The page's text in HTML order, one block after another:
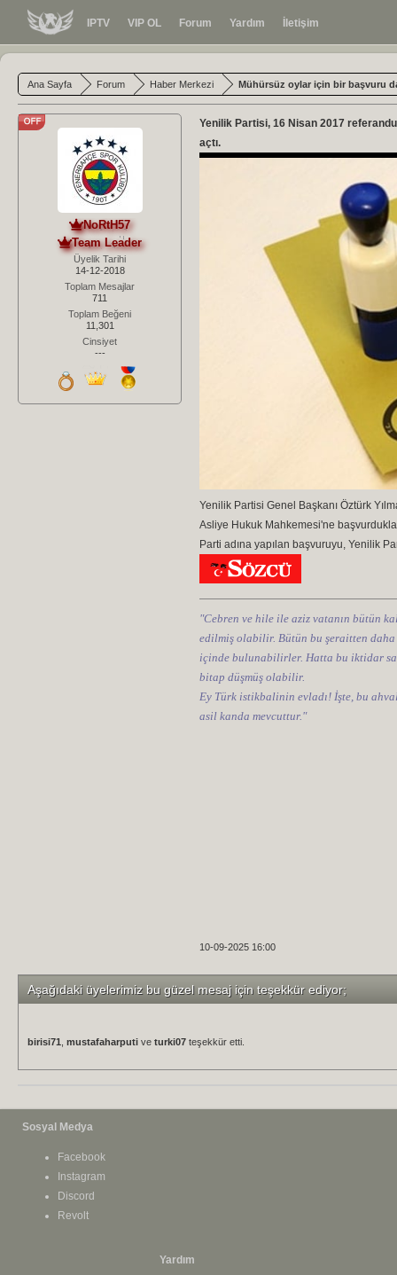
IPTV VIP OL Forum Yardım İletişim
Ana Sayfa Forum Haber Merkezi Mühürsüz oylar için bir başvuru
NoRtH57
Team Leader
Üyelik Tarihi
14-12-2018
Toplam Mesajlar
711
Toplam Beğeni
11,301
Cinsiyet
---
Yenilik Partisi, 16 Nisan 2017
açtı.
Yenilik Partisi Genel Başkanı Öztürk
Asliye Hukuk Mahkemesi'ne
Parti adına yapılan başvuruyu, Yenilik
"Cebren ve hile ile aziz vatanın bütün
edilmiş olabilir. Bütün bu şeraitten
içinde bulunabilirler. Hatta bu iktidar
bitap düşmüş olabilir.
Ey Türk istikbalinin evladı! İşte, bu
asil kanda mevcuttur."
10-09-2025 16:00
Aşağıdaki üyelerimiz bu güzel mesaj için teşekkür ediyor;
birisi71 mustafaharputi ve turki07 teşekkür etti.
Sosyal Medya
Facebook
Instagram
Discord
Revolt
Yardım